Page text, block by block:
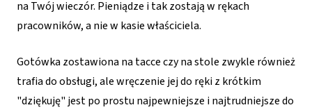
na Twój wieczór. Pieniądze i tak zostają w rękach
pracowników, a nie w kasie właściciela.
Gotówka zostawiona na tacce czy na stole zwykle również
trafia do obsługi, ale wręczenie jej do ręki z krótkim
"dziękuję" jest po prostu najpewniejsze i najtrudniejsze do